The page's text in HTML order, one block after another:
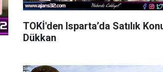
TOKİ'den Isparta’da Satılık
Dükkan